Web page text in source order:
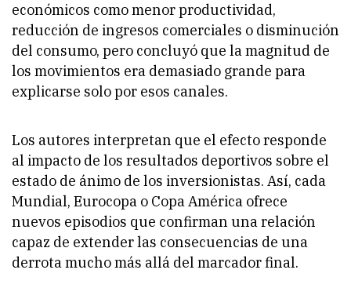
económicos como menor productividad,
reducción de ingresos comerciales o disminución
del consumo, pero concluyó que la magnitud de
los movimientos era demasiado grande para
explicarse solo por esos canales.
Los autores interpretan que el efecto responde
al impacto de los resultados deportivos sobre el
estado de ánimo de los inversionistas. Así, cada
Mundial, Eurocopa o Copa América ofrece
nuevos episodios que confirman una relación
capaz de extender las consecuencias de una
derrota mucho más allá del marcador final.